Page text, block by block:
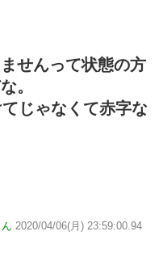
せんって状態の方
。
じゃなくて赤字な
2020/04/06(月) 23:59:00.94